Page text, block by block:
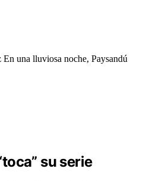
una lluviosa noche, Paysandú
su serie